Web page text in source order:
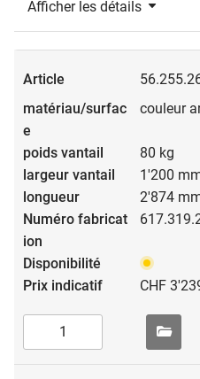
Afficher les détails
couleur
80 kg
1'200
2'874
CHF